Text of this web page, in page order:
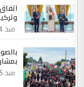
سردار
التعليق :
جنسية الرافد
ابا فرات ...
الموضوع :
مضجعيك يابن
منذ 4 ساعة
بمشاركة
منذ 5 ساعة